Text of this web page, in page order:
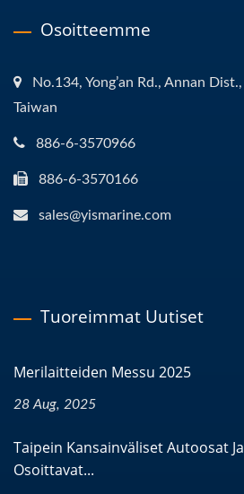
Osoitteemme
No.134, Yong’an Rd., Annan
Taiwan
886-6-3570966
886-6-3570166
sales@yismarine.com
Tuoreimmat Uutiset
Merilaitteiden Messu 2025
28 Aug, 2025
Taipein Kansainväliset Autoosat
Osoittavat...